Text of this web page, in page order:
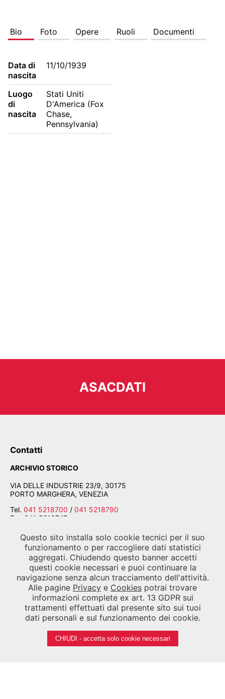
Bio Foto Opere Ruoli Documenti
Data di
nascita
11/10/1939
Luogo
di
nascita
Stati Uniti
D'America (Fox
Chase,
Pennsylvania)
ASACDATI
Contatti
ARCHIVIO STORICO
VIA DELLE INDUSTRIE 23/9, 30175
PORTO MARGHERA, VENEZIA
Tel. 041 5218700 / 041 5218790
Fax
041 5218747
Email
segreteria.asac@labiennale.org -
consultazione.asac@labiennale.org
BIBLIOTECA DELLA BIENNALE
CALLE PALUDO SANT'ANTONIO, 30122 VENEZIA
041 5218939
Email biblioteca.asac@labiennale.org
Questo sito installa solo cookie tecnici per il suo
funzionamento o per raccogliere dati statistici
aggregati. Chiudendo questo banner accetti
questi cookie necessari e puoi continuare la
navigazione senza alcun tracciamento dell'attività.
Alle pagine Privacy e Cookies potrai trovare
informazioni complete ex art. 13 GDPR sui
trattamenti effettuati dal presente sito sui tuoi
dati personali e sul funzionamento dei cookie.
CHIUDI - accetta solo cookie necessari